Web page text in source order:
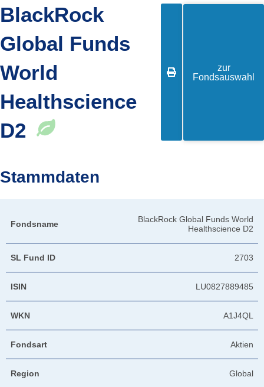
BlackRock
Global Funds
World
Healthscience
D2

zur
Fondsauswahl
Stammdaten
Fondsname
BlackRock Global Funds World
Healthscience D2
SL Fund ID 2703
ISIN LU0827889485
WKN A1J4QL
Fondsart Aktien
Region Global